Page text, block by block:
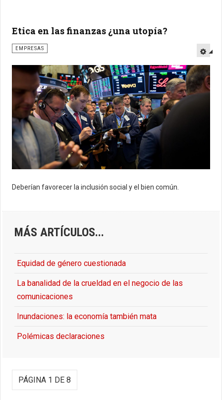
Etica en las finanzas ¿una utopía?
EMPRESAS
Deberían favorecer la inclusión social y el bien común.
MÁS ARTÍCULOS...
Equidad de género cuestionada
La banalidad de la crueldad en el negocio de las
comunicaciones
Inundaciones: la economía también mata
Polémicas declaraciones
PÁGINA 1 DE 8